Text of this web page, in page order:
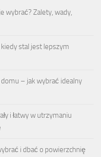
wybrać? Zalety, wady,
stal jest lepszym
– jak wybrać idealny
i łatwy w utrzymaniu
i dbać o powierzchnię